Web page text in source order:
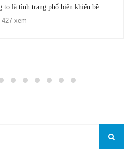
to là tình trạng phổ biến khiến bề ...
427 xem